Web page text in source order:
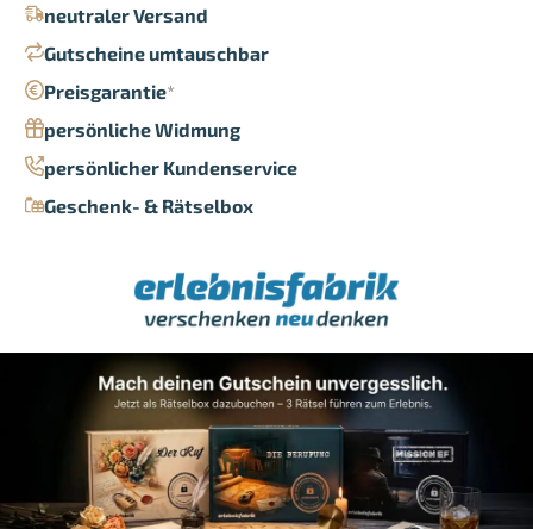
neutraler Versand
Gutscheine umtauschbar
Preisgarantie*
persönliche Widmung
persönlicher Kundenservice
Geschenk- & Rätselbox